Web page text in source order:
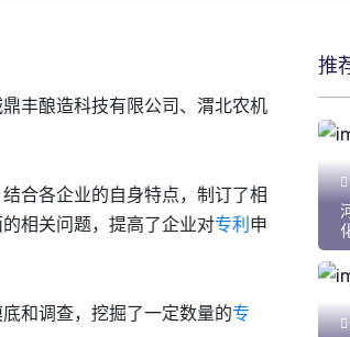
丰酿造科技有限公司、渭北农机
合各企业的自身特点，制订了相
相关问题，提高了企业对专利 申
和调查，挖掘了一定数量的专
推